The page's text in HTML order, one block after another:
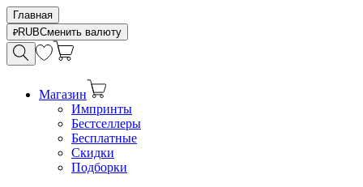
Главная
RUBСменить валюту
Магазин
Импринты
Бестселлеры
Бесплатные
Скидки
Подборки